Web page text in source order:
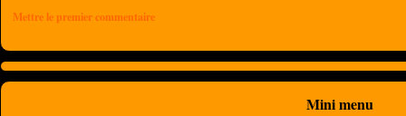
Mettre le premier commentaire
Mini menu